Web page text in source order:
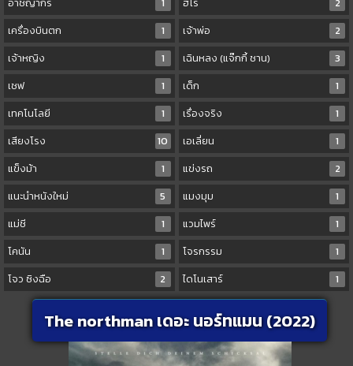
เครื่องบินตก
1 เจ้าพ่อ
2
เจ้าหญิง
1 เฉินหลง (แจ๊กกี้ ชาน)
3
เชฟ
1 เด็ก
1
เทคโนโลยี
1 เรื่องจริง
1
เสียงโรง
10 เอเลี่ยน
1
แข็งม้า
1 แข่งรถ
2
แนะนำหนังใหม่
5 แมงมุม
1
แม่ชี
1 แวมไพร์
1
โคนัน
1 โจรกรรม
1
โจว ซิงฉือ
2 ไดโนเสาร์ 1
The northman เดอะ นอร์ทแมน (2022)